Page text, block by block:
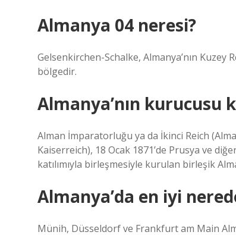
Almanya 04 neresi?
Gelsenkirchen-Schalke, Almanya’nın
bölgedir.
Almanya’nın kurucusu
Alman İmparatorluğu ya da İkinci Reich
Kaiserreich), 18 Ocak 1871’de Prusya ve
katılımıyla birleşmesiyle kurulan birleşik
Almanya’da en iyi
Münih, Düsseldorf ve Frankfurt am Main